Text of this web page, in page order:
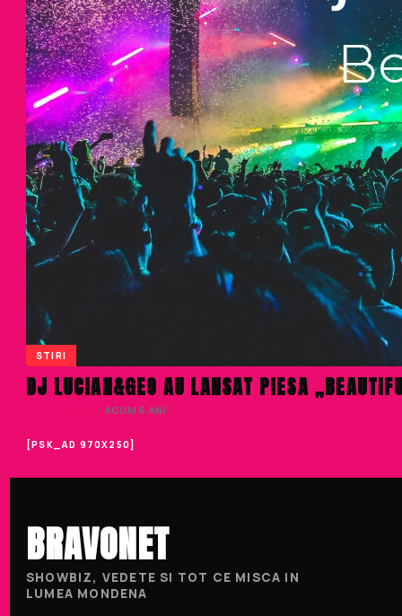
STIRI
DJ LUCIAN&GEO AU LANSAT PIESA
· ACUM 6 ANI
[PSK_AD 970X250]
BRAVONET
SHOWBIZ, VEDETE SI TOT CE MISCA IN
LUMEA MONDENA